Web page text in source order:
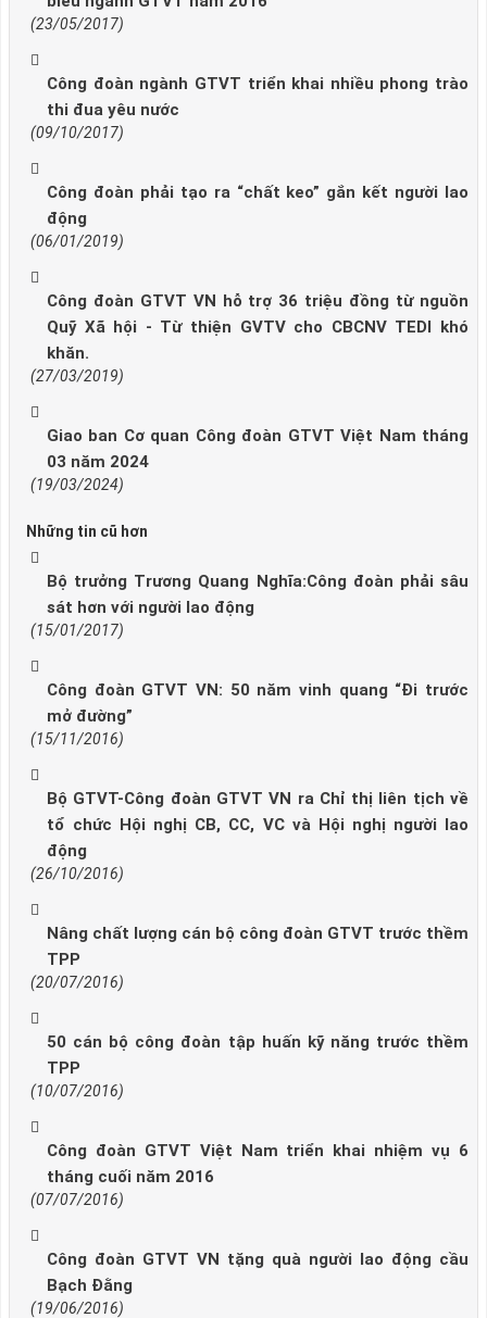
(23/05/2017)
Công đoàn ngành GTVT triển khai nhiều phong trào
thi đua yêu nước
(09/10/2017)
Công đoàn phải tạo ra “chất keo” gắn kết người lao
động
(06/01/2019)
Công đoàn GTVT VN hỗ trợ 36 triệu đồng từ nguồn
Quỹ Xã hội - Từ thiện GVTV cho CBCNV TEDI khó
khăn.
(27/03/2019)
Giao ban Cơ quan Công đoàn GTVT Việt Nam tháng
03 năm 2024
(19/03/2024)
Những tin cũ hơn
Bộ trưởng Trương Quang Nghĩa:Công đoàn phải sâu
sát hơn với người lao động
(15/01/2017)
Công đoàn GTVT VN: 50 năm vinh quang “Đi trước
mở đường”
(15/11/2016)
Bộ GTVT-Công đoàn GTVT VN ra Chỉ thị liên tịch về
tổ chức Hội nghị CB, CC, VC và Hội nghị người lao
động
(26/10/2016)
Nâng chất lượng cán bộ công đoàn GTVT trước thềm
TPP
(20/07/2016)
50 cán bộ công đoàn tập huấn kỹ năng trước thềm
TPP
(10/07/2016)
Công đoàn GTVT Việt Nam triển khai nhiệm vụ 6
tháng cuối năm 2016
(07/07/2016)
Công đoàn GTVT VN tặng quà người lao động cầu
Bạch Đằng
(19/06/2016)